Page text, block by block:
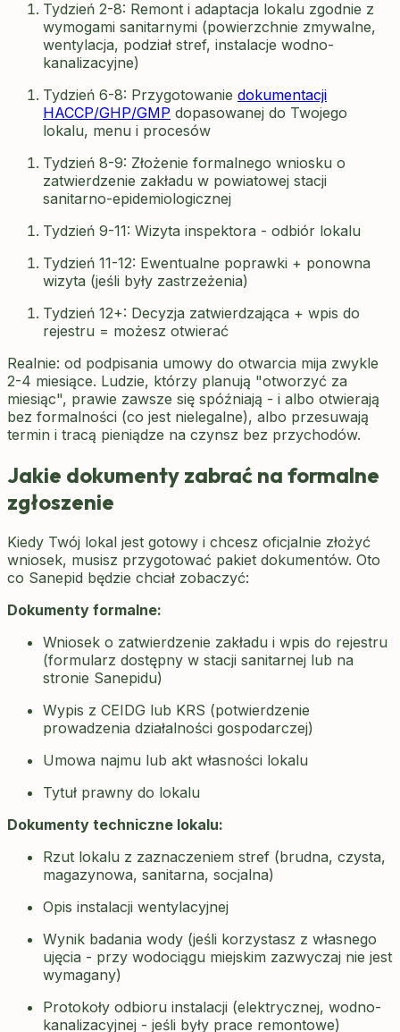
Tydzień 2-8: Remont i adaptacja lokalu zgodnie z
wymogami sanitarnymi (powierzchnie zmywalne,
wentylacja, podział stref, instalacje wodno-
kanalizacyjne)
Tydzień 6-8: Przygotowanie dokumentacji
HACCP/GHP/GMP dopasowanej do Twojego
lokalu, menu i procesów
Tydzień 8-9: Złożenie formalnego wniosku o
zatwierdzenie zakładu w powiatowej stacji
sanitarno-epidemiologicznej
Tydzień 9-11: Wizyta inspektora - odbiór lokalu
Tydzień 11-12: Ewentualne poprawki + ponowna
wizyta (jeśli były zastrzeżenia)
Tydzień 12+: Decyzja zatwierdzająca + wpis do
rejestru = możesz otwierać
Realnie: od podpisania umowy do otwarcia mija zwykle
2-4 miesiące. Ludzie, którzy planują "otworzyć za
miesiąc", prawie zawsze się spóźniają - i albo otwierają
bez formalności (co jest nielegalne), albo przesuwają
termin i tracą pieniądze na czynsz bez przychodów.
Jakie dokumenty zabrać na formalne
zgłoszenie
Kiedy Twój lokal jest gotowy i chcesz oficjalnie złożyć
wniosek, musisz przygotować pakiet dokumentów. Oto
co Sanepid będzie chciał zobaczyć:
Dokumenty formalne:
Wniosek o zatwierdzenie zakładu i wpis do rejestru
(formularz dostępny w stacji sanitarnej lub na
stronie Sanepidu)
Wypis z CEIDG lub KRS (potwierdzenie
prowadzenia działalności gospodarczej)
Umowa najmu lub akt własności lokalu
Tytuł prawny do lokalu
Dokumenty techniczne lokalu:
Rzut lokalu z zaznaczeniem stref (brudna, czysta,
magazynowa, sanitarna, socjalna)
Opis instalacji wentylacyjnej
Wynik badania wody (jeśli korzystasz z własnego
ujęcia - przy wodociągu miejskim zazwyczaj nie jest
wymagany)
Protokoły odbioru instalacji (elektrycznej, wodno-
kanalizacyjnej - jeśli były prace remontowe)